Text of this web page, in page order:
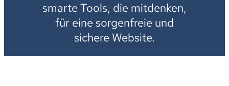
smarte Tools, die mitdenken,
für eine sorgenfreie und
sichere Website.